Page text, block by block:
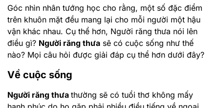
Góc nhìn nhân tướng học cho rằng, một số đặc điểm
trên khuôn mặt đều mang lại cho mỗi người một hậu
vận khác nhau. Cụ thể hơn, Người răng thưa nói lên
điều gì? Người răng thưa sẽ có cuộc sống như thế
nào? Mọi câu hỏi được giải đáp cụ thể hơn dưới đây?
Về cuộc sống
Người răng thưa thường sẽ có tuổi thơ không mấy